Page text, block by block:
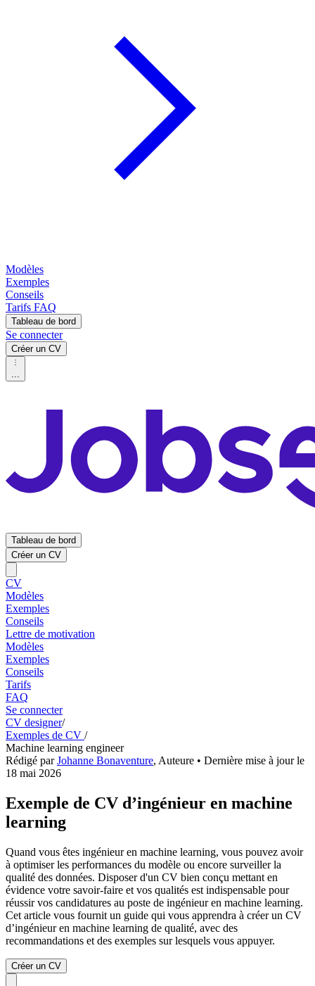
Modèles
Exemples
Conseils
Tarifs FAQ
Tableau de bord
Se connecter
Créer un CV
...
Tableau de bord
Créer un CV
CV
Modèles
Exemples
Conseils
Lettre de motivation
Modèles
Exemples
Conseils
Tarifs
FAQ
Se connecter
CV designer/
Exemples de CV /
Machine learning engineer
Rédigé parJohanne Bonaventure, Auteure • Dernière mise à jour le
18 mai 2026
Exemple de CV d’ingénieur en machine
learning
Quand vous êtes ingénieur en machine learning, vous pouvez avoir
à optimiser les performances du modèle ou encore surveiller la
qualité des données. Disposer d'un CV bien conçu mettant en
évidence votre savoir-faire et vos qualités est indispensable pour
réussir vos candidatures au poste de ingénieur en machine learning.
Cet article vous fournit un guide qui vous apprendra à créer un CV
d’ingénieur en machine learning de qualité, avec des
recommandations et des exemples sur lesquels vous appuyer.
Créer un CV